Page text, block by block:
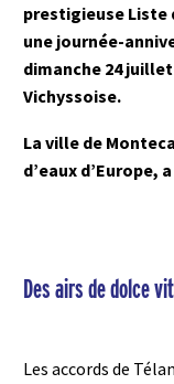
prestigieuse Liste
une journée-
dimanche 24
Vichyssoise.
La ville de
d’eaux d’Europe,
Des airs de dolce
Les accords de